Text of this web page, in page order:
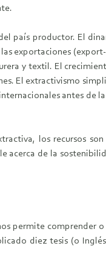
país productor. El
exportaciones
y textil. El
El extractivismo
antes de
los recursos son
acerca de la
permite comprender
diez tesis (o